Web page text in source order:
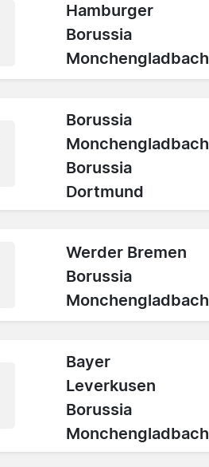
Hamburger
Borussia
Monchengladbach
Borussia
Monchengladbach
Borussia
Dortmund
Werder Bremen
Borussia
Monchengladbach
Bayer
Leverkusen
Borussia
Monchengladbach